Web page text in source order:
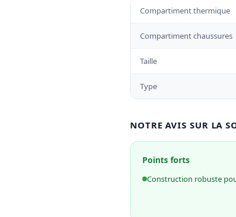
Compartiment thermique
Compartiment chaussures
Taille
Type
NOTRE AVIS SUR LA
Points forts
Construction robuste